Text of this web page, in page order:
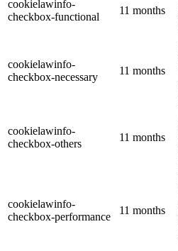
cookielawinfo-
checkbox-functional
11 months
cookielawinfo-
checkbox-necessary
11 months
cookielawinfo-
checkbox-others
11 months
cookielawinfo-
checkbox-performance
11 months